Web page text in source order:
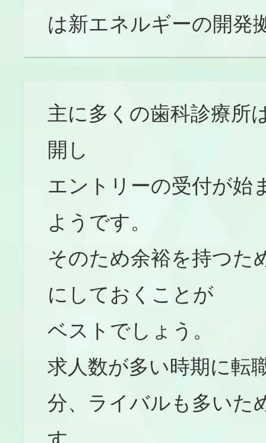
は新エネルギーの開発
主に多くの歯科診療所
開し
エントリーの受付が始
ようです。
そのため余裕を持つた
にしておくことが
ベストでしょう。
求人数が多い時期に転
分、ライバルも多いた